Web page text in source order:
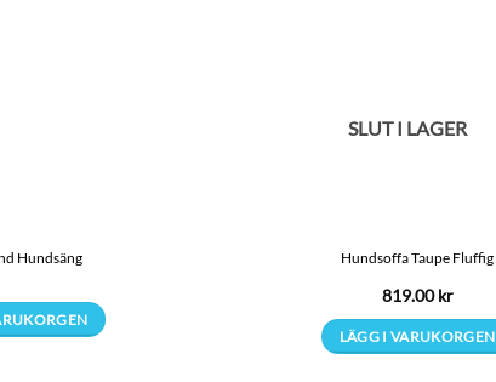
Hundsäng
SLUT I LAGER
Hundsoffa Taupe Fluffig
819.00kr
LÄGG I VARUKORGEN